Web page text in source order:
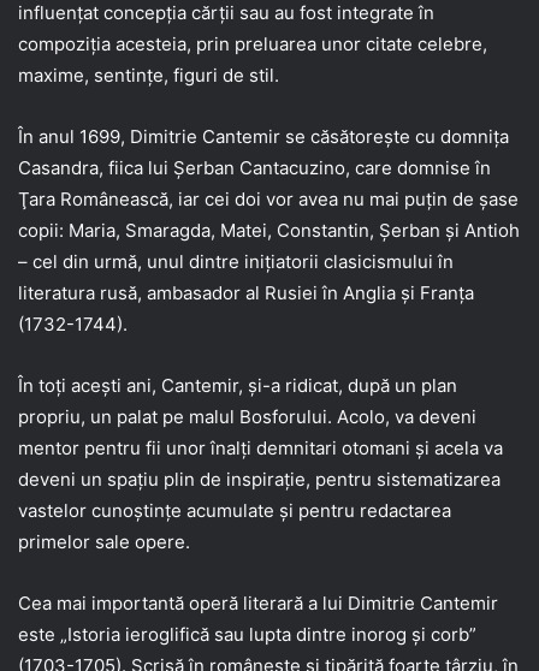
influenţat concepţia cărţii sau au fost integrate în
compoziţia acesteia, prin preluarea unor citate celebre,
maxime, sentinţe, figuri de stil.
În anul 1699, Dimitrie Cantemir se căsătoreşte cu domniţa
Casandra, fiica lui Şerban Cantacuzino, care domnise în
Ţara Românească, iar cei doi vor avea nu mai puţin de şase
copii: Maria, Smaragda, Matei, Constantin, Şerban şi Antioh
– cel din urmă, unul dintre iniţiatorii clasicismului în
literatura rusă, ambasador al Rusiei în Anglia şi Franţa
(1732-1744).
În toţi aceşti ani, Cantemir, şi-a ridicat, după un plan
propriu, un palat pe malul Bosforului. Acolo, va deveni
mentor pentru fii unor înalţi demnitari otomani şi acela va
deveni un spaţiu plin de inspiraţie, pentru sistematizarea
vastelor cunoştinţe acumulate şi pentru redactarea
primelor sale opere.
Cea mai importantă operă literară a lui Dimitrie Cantemir
este „Istoria ieroglifică sau lupta dintre inorog şi corb”
(1703-1705). Scrisă în româneşte şi tipărită foarte târziu, în